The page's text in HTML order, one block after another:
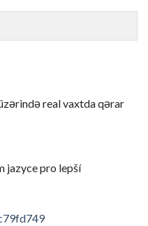
real vaxtda qərar
jazyce pro lepší
部のプレイヤーは継続的
で始める
悪いカジノを選ぶと、出